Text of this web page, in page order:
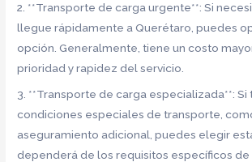
2. **Transporte de carga urgente**: Si
llegue rápidamente a Querétaro, puedes
opción. Generalmente, tiene un costo
prioridad y rapidez del servicio.
3. **Transporte de carga especializada**:
condiciones especiales de transporte,
aseguramiento adicional, puedes elegir
dependerá de los requisitos específicos de